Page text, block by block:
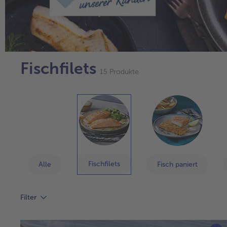
Fischfilets 15 Produkte
Alle Fischfilets Fisch paniert
Filter